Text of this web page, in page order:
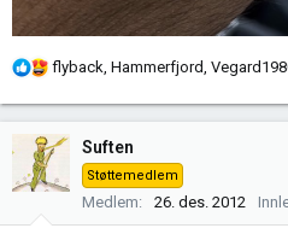
R
k
j
flyback, Hammerfjord,
Suften
Støttemedlem
Medlem 26. des. 2012